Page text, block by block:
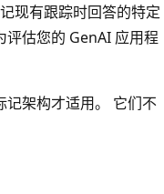
现有跟踪时回答的特定
评估您的 GenAI 应用程
记架构才适用。 它们不